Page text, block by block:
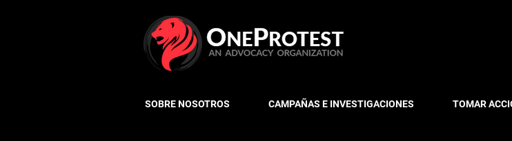
SOBRE NOSOTROS CAMPAÑAS E INVESTIGACIONES TOMAR